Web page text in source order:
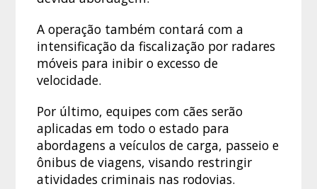
A operação também contará com a
intensificação da fiscalização por radares
móveis para inibir o excesso de
velocidade.
Por último, equipes com cães serão
aplicadas em todo o estado para
abordagens a veículos de carga, passeio e
ônibus de viagens, visando restringir
atividades criminais nas rodovias.